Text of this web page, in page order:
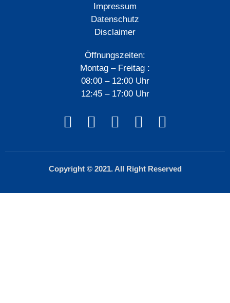
Impressum
Datenschutz
Disclaimer
Öffnungszeiten:
Montag – Freitag :
08:00 – 12:00 Uhr
12:45 – 17:00 Uhr
Copyright © 2021. All Right Reserved